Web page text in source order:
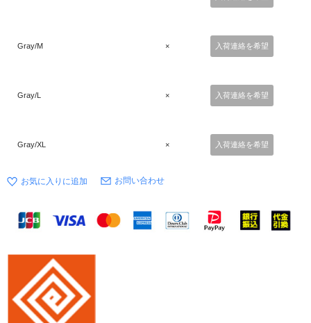
Gray/M × 入荷連絡を希望
Gray/L × 入荷連絡を希望
Gray/XL × 入荷連絡を希望
お問い合わせ